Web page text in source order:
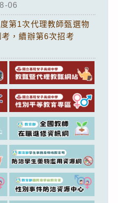
06
第1次代理教師甄選物
，續辦第6次招考